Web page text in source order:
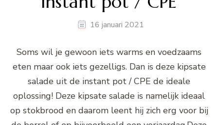
16 januari 2021
Soms wil je gewoon iets warms en voedzaams
eten maar ook iets gezelligs. Dan is deze kipsate
salade uit de instant pot / CPE de ideale
oplossing! Deze kipsate salade is namelijk ideaal
op stokbrood en daarom leent hij zich erg voor bij